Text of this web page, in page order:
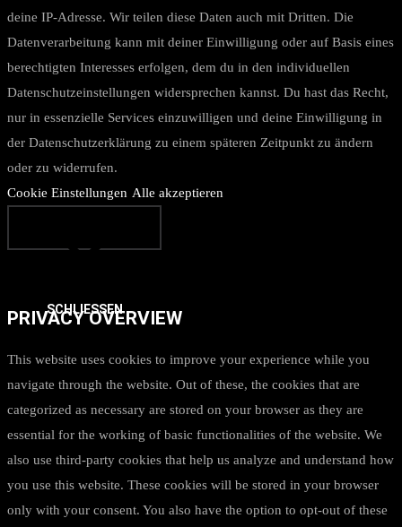
deine IP-Adresse. Wir teilen diese Daten auch mit Dritten. Die
Datenverarbeitung kann mit deiner Einwilligung oder auf Basis eines
berechtigten Interesses erfolgen, dem du in den individuellen
Datenschutzeinstellungen widersprechen kannst. Du hast das Recht,
nur in essenzielle Services einzuwilligen und deine Einwilligung in
der Datenschutzerklärung zu einem späteren Zeitpunkt zu ändern
oder zu widerrufen.
Cookie Einstellungen Alle akzeptieren
SCHLIESSEN
PRIVACY OVERVIEW
This website uses cookies to improve your experience while you
navigate through the website. Out of these, the cookies that are
categorized as necessary are stored on your browser as they are
essential for the working of basic functionalities of the website. We
also use third-party cookies that help us analyze and understand how
you use this website. These cookies will be stored in your browser
only with your consent. You also have the option to opt-out of these